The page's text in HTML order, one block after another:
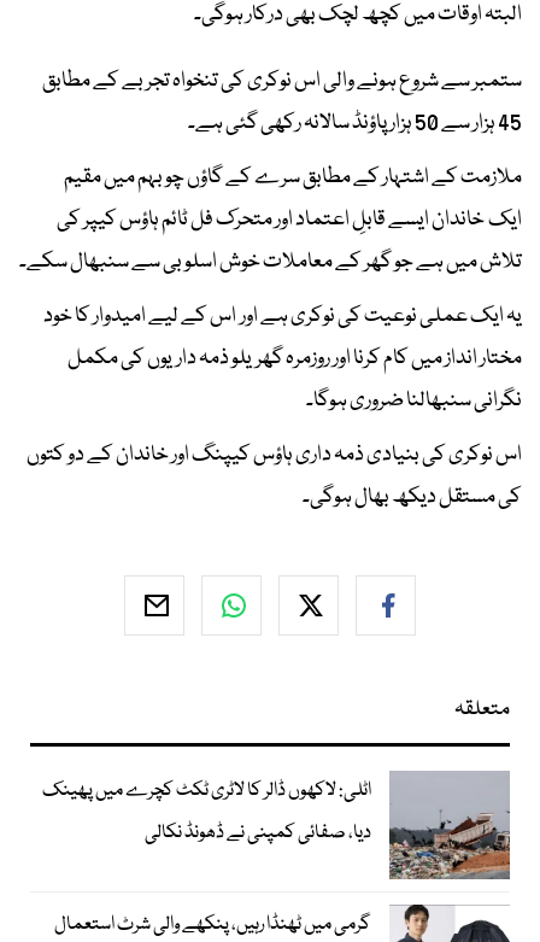
البتہ اوقات میں کچھ لچک بھی درکار ہوگی۔
ستمبر سے شروع ہونے والی اس نوکری کی تنخواہ تجربے کے مطابق
45 ہزار سے 50 ہزار پاؤنڈ سالانہ رکھی گئی ہے۔
ملازمت کے اشتہار کے مطابق سرے کے گاؤں چوبہم میں مقیم
ایک خاندان ایسے قابلِ اعتماد اور متحرک فل ٹائم ہاؤس کیپر کی
تلاش میں ہے جو گھر کے معاملات خوش اسلوبی سے سنبھال سکے۔
یہ ایک عملی نوعیت کی نوکری ہے اور اس کے لیے امیدوار کا خود
مختار انداز میں کام کرنا اور روزمرہ گھریلو ذمہ داریوں کی مکمل
نگرانی سنبھالنا ضروری ہوگا۔
اس نوکری کی بنیادی ذمہ داری ہاؤس کیپنگ اور خاندان کے دو کتوں
کی مستقل دیکھ بھال ہوگی۔
متعلقہ
اٹلی: لاکھوں ڈالر کا لاٹری ٹکٹ کچرے میں پھینک
دیا، صفائی کمپنی نے ڈھونڈ نکالی
گرمی میں ٹھنڈا رہیں، پنکھے والی شرٹ استعمال